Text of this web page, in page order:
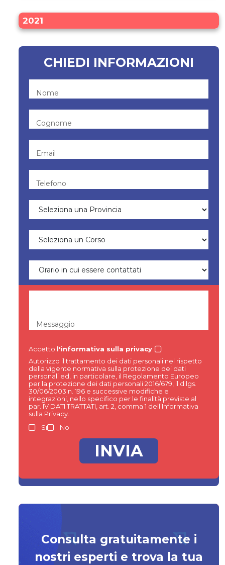
2021
CHIEDI INFORMAZIONI
Nome
Cognome
Email
Telefono
Messaggio
Accetto l'informativa sulla privacy
Autorizzo il trattamento dei dati personali nel rispetto
della vigente normativa sulla protezione dei dati
personali ed, in particolare, il Regolamento Europeo
per la protezione dei dati personali 2016/679, il d.lgs.
30/06/2003 n. 196 e successive modifiche e
integrazioni, nello specifico per le finalità previste al
par. IV DATI TRATTATI, art. 2, comma 1 dell’Informativa
sulla Privacy.
Si
No
Consulta gratuitamente i
nostri esperti e trova la tua